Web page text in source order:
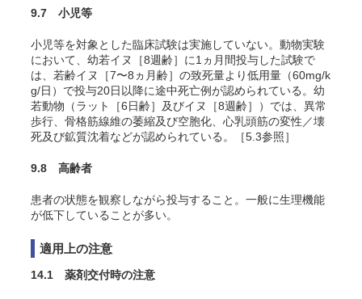
9.7 小児等
小児等を対象とした臨床試験は実施していない。動物実験
において、幼若イヌ［8週齢］に1ヵ月間投与した試験で
は、若齢イヌ［7〜8ヵ月齢］の致死量より低用量（60mg/k
g/日）で投与20日以降に途中死亡例が認められている。幼
若動物（ラット［6日齢］及びイヌ［8週齢］）では、異常
歩行、骨格筋線維の萎縮及び空胞化、心乳頭筋の変性／壊
死及び鉱質沈着などが認められている 。［5.3参照］
9.8 高齢者
患者の状態を観察しながら投与すること。一般に生理機能
が低下していることが多い。
適用上の注意
14.1 薬剤交付時の注意